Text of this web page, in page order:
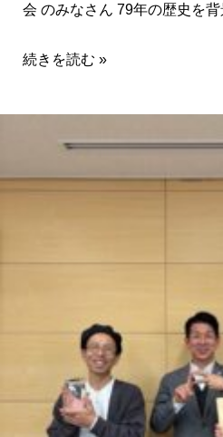
会 のみなさん 79年の歴史を
続きを読む »
7
ふ